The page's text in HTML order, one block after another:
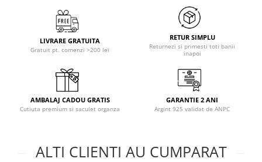
LIVRARE GRATUITA
Gratuit pt. comenzi >200 lei
RETUR SIMPLU
Returnezi si primesti toti banii
inapoi
AMBALAJ CADOU GRATIS
Cutiuta premium si saculet organza
GARANTIE 2 ANI
Argint 925 validat de ANPC
ALTI CLIENTI AU CUMPARAT